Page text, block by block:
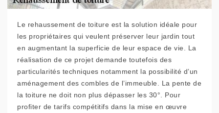
Le rehaussement de toiture est la solution idéale pour
les propriétaires qui veulent préserver leur jardin tout
en augmentant la superficie de leur espace de vie. La
réalisation de ce projet demande toutefois des
particularités techniques notamment la possibilité d’un
aménagement des combles de l’immeuble. La pente de
la toiture ne doit non plus dépasser les 30°. Pour
profiter de tarifs compétitifs dans la mise en œuvre